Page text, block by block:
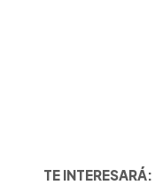
TE INTERESARÁ: